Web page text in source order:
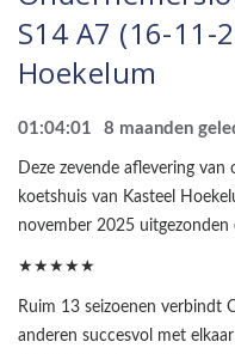
S14 A7 (16-
Hoekelum
01:04:01 8 maanden
Deze zevende aflevering
koetshuis van Kasteel
november 2025 uitgezonden
★★★★★
Ruim 13 seizoenen verbindt
anderen succesvol met